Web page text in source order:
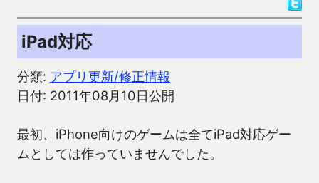
iPad対応
分類: アプリ更新/修正情報
日付: 2011年08月10日公開
最初、iPhone向けのゲームは全てiPad対応ゲー
ムとしては作っていませんでした。